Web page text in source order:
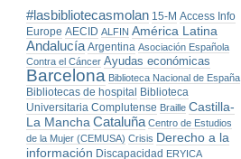
#lasbibliotecasmolan 15-M Access Info
Europe AECID ALFIN América Latina
Andalucía Argentina Asociación Española
Contra el Cáncer Ayudas económicas
Barcelona Biblioteca Nacional de España
Bibliotecas de hospital Biblioteca
Universitaria Complutense Braille Castilla-
La Mancha Cataluña Centro de Estudios
de la Mujer (CEMUSA) Crisis Derecho a la
información Discapacidad ERYICA